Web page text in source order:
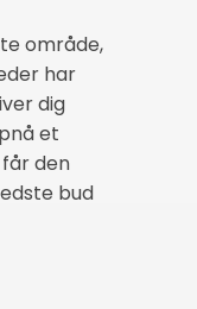
område,
har
dig
et
den
bud